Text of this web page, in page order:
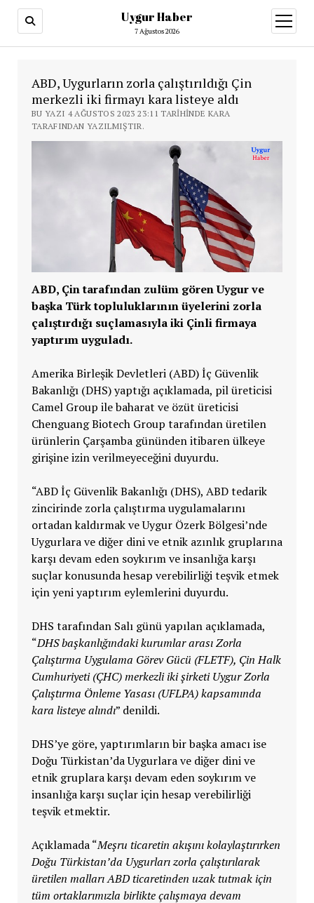
Uygur Haber
7 Ağustos 2026
aç
ABD, Uygurların zorla çalıştırıldığı Çin
merkezli iki firmayı kara listeye aldı
BU YAZI 4 AĞUSTOS 2023 23:11 TARIHINDE KARA
TARAFINDAN YAZILMIŞTIR.
ABD, Çin tarafından zulüm gören Uygur ve
başka Türk topluluklarının üyelerini zorla
çalıştırdığı suçlamasıyla iki Çinli firmaya
yaptırım uyguladı.
Amerika Birleşik Devletleri (ABD) İç Güvenlik
Bakanlığı (DHS) yaptığı açıklamada, pil üreticisi
Camel Group ile baharat ve özüt üreticisi
Chenguang Biotech Group tarafından üretilen
ürünlerin Çarşamba gününden itibaren ülkeye
girişine izin verilmeyeceğini duyurdu.
“ABD İç Güvenlik Bakanlığı (DHS), ABD tedarik
zincirinde zorla çalıştırma uygulamalarını
ortadan kaldırmak ve Uygur Özerk Bölgesi’nde
Uygurlara ve diğer dini ve etnik azınlık gruplarına
karşı devam eden soykırım ve insanlığa karşı
suçlar konusunda hesap verebilirliği teşvik etmek
için yeni yaptırım eylemlerini duyurdu.
DHS tarafından Salı günü yapılan açıklamada,
“DHS başkanlığındaki kurumlar arası Zorla
Çalıştırma Uygulama Görev Gücü (FLETF), Çin Halk
Cumhuriyeti (ÇHC) merkezli iki şirketi Uygur Zorla
Çalıştırma Önleme Yasası (UFLPA) kapsamında
kara listeye alındı” denildi.
DHS’ye göre, yaptırımların bir başka amacı ise
Doğu Türkistan’da Uygurlara ve diğer dini ve
etnik gruplara karşı devam eden soykırım ve
insanlığa karşı suçlar için hesap verebilirliği
teşvik etmektir.
Açıklamada “Meşru ticaretin akışını kolaylaştırırken
Doğu Türkistan’da Uygurları zorla çalıştırılarak
üretilen malları ABD ticaretinden uzak tutmak için
tüm ortaklarımızla birlikte çalışmaya devam